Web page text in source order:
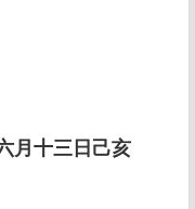
月十三日己亥